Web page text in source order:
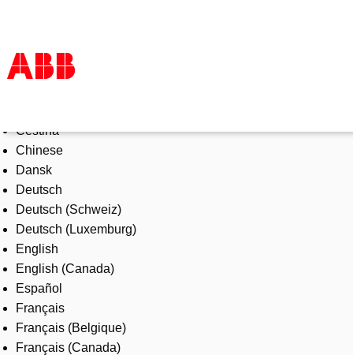
Products & Solutions
Industries
Services
About us
Where to buy
Contact us
Careers
Čeština
Chinese
Dansk
Deutsch
Deutsch (Schweiz)
Deutsch (Luxemburg)
English
English (Canada)
Español
Français
Français (Belgique)
Français (Canada)